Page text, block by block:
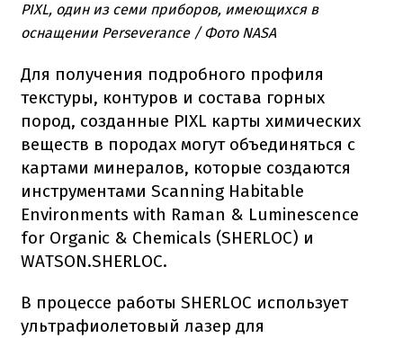
PIXL, один из семи приборов, имеющихся в
оснащении Perseverance / Фото NASA
Для получения подробного профиля
текстуры, контуров и состава горных
пород, созданные PIXL карты химических
веществ в породах могут объединяться с
картами минералов, которые создаются
инструментами Scanning Habitable
Environments with Raman & Luminescence
for Organic & Chemicals (SHERLOC) и
WATSON.SHERLOC.
В процессе работы SHERLOC использует
ультрафиолетовый лазер для